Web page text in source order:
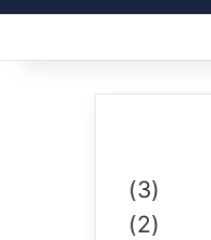
(3)
(2)